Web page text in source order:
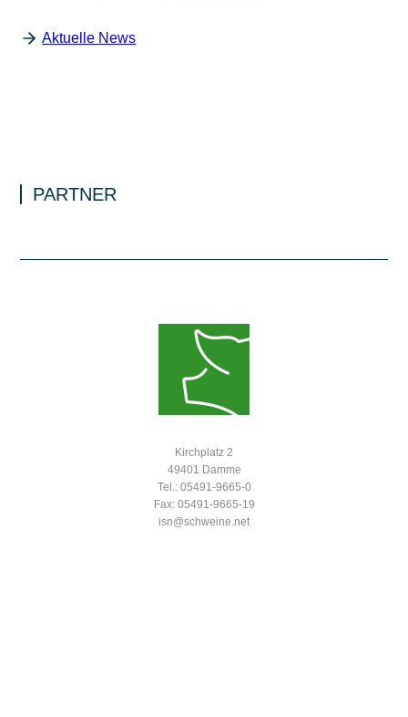
Aktuelle News
PARTNER
Kirchplatz 2
49401 Damme
Tel.: 05491-9665-0
Fax: 05491-9665-19
isn@schweine.net